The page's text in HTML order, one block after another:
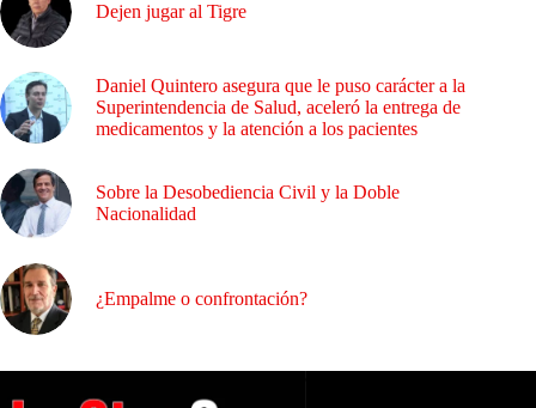
Dejen jugar al Tigre
Daniel Quintero asegura que le puso carácter a la
Superintendencia de Salud, aceleró la entrega de
medicamentos y la atención a los pacientes
Sobre la Desobediencia Civil y la Doble
Nacionalidad
¿Empalme o confrontación?